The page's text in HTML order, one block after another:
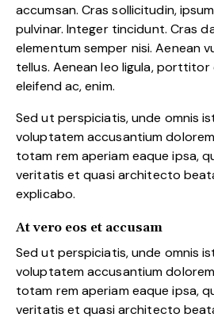
accumsan. Cras sollicitudin,
pulvinar. Integer tincidunt. Cras
elementum semper nisi. Aenean
tellus. Aenean leo ligula,
eleifend ac, enim.
Sed ut perspiciatis, unde omnis
voluptatem accusantium
totam rem aperiam eaque ipsa,
veritatis et quasi architecto
explicabo.
At vero eos et accusam
Sed ut perspiciatis, unde omnis
voluptatem accusantium
totam rem aperiam eaque ipsa,
veritatis et quasi architecto